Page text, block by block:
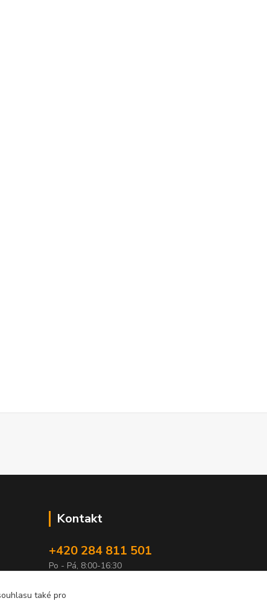
Kontakt
+420 284 811 501
Po - Pá, 8:00-16:30
také pro